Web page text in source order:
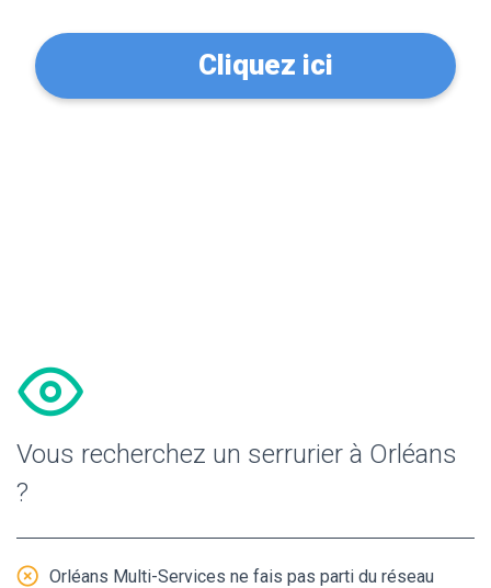
Cliquez ici
Vous recherchez un serrurier à Orléans
?
Orléans Multi-Services ne fais pas parti du réseau